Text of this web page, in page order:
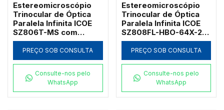
Estereomicroscópio
Trinocular de Óptica
Paralela Infinita ICOE
SZ806T-MS com
Platina Mecânica Móvel
Dupla e Foco Baixo
PREÇO SOB CONSULTA
Consulte-nos pelo
WhatsApp
Estereomicroscópio
Trinocular de Óptica
Paralela Infinita ICOE
SZ808FL-HBO-64X-2FE
com Epi-Fluorescência
e Zoom até 64x
PREÇO SOB CONSULTA
Consulte-nos pelo
WhatsApp